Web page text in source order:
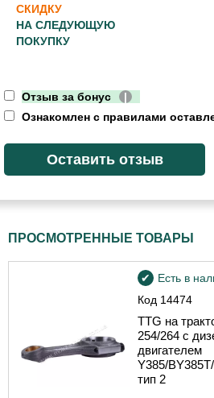
СКИДКУ
НА СЛЕДУЮЩУЮ
ПОКУПКУ
Отзыв за бонус
|
Ознакомлен с правилами
ПРОСМОТРЕННЫЕ ТОВАРЫ
Код 14474
Есть в
TTG на
254/264 с
двигателем
Y385/
тип 2